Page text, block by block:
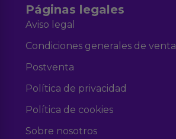
Páginas legales
Aviso legal
Condiciones generales de venta
Postventa
Política de privacidad
Política de cookies
Sobre nosotros